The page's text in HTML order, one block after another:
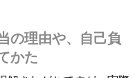
の理由や、自己負
かた